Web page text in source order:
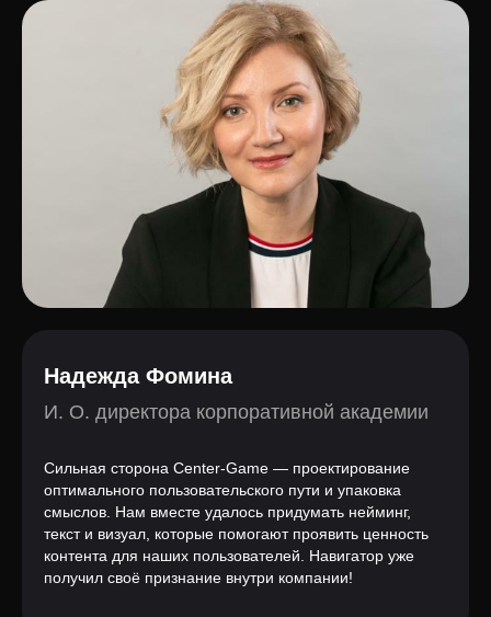
Надежда Фомина
И. О. директора корпоративной академии
Сильная сторона Center-Game — проектирование
оптимального пользовательского пути и упаковка
смыслов. Нам вместе удалось придумать нейминг,
текст и визуал, которые помогают проявить ценность
контента для наших пользователей. Навигатор уже
получил своё признание внутри компании!